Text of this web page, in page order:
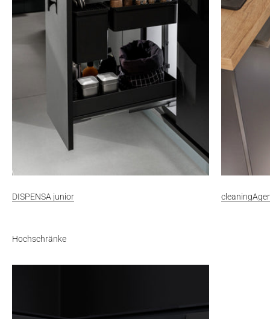
DISPENSA junior
Hochschränke